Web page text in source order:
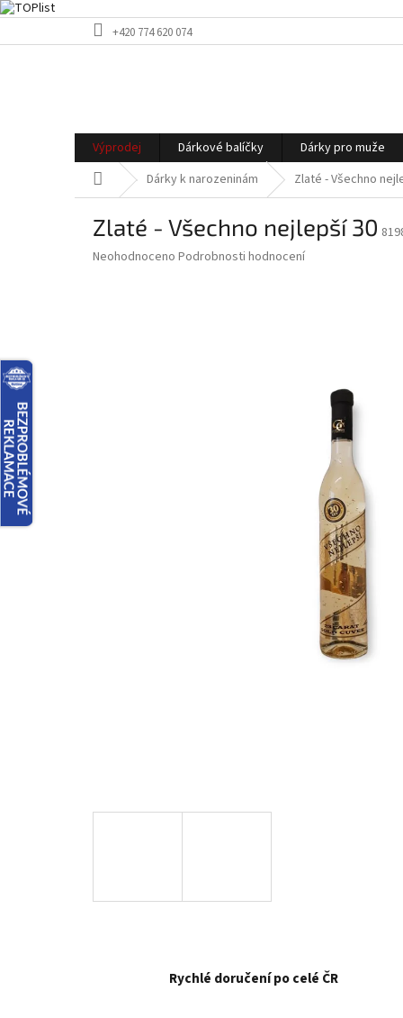
na
+420 774 620 074
Výprodej Dárkové balíčky Dárky pro muže
Domů Dárky k narozeninám Zlaté - Všechno
Zlaté - Všechno nejlepší 30
Průměrné
Neohodnoceno Podrobnosti hodnocení
Rychlé doručení po celé ČR